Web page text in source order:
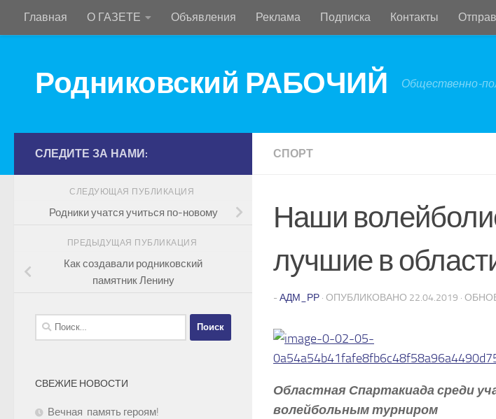
Перейти к содержимому
Главная О ГАЗЕТЕ Объявления Реклама Подписка Контакты
Родниковский РАБОЧИЙ Общественно-
СПОРТ
Наши
лучшие в
- АДМ_РР · ОПУБЛИКОВАНО 22.04.2019 ·
Областная Спартакиада среди
волейбольным турниром
СЛЕДИТЕ ЗА НАМИ:
СЛЕДУЮЩАЯ ПУБЛИКАЦИЯ
Родники учатся учиться по-новому
ПРЕДЫДУЩАЯ ПУБЛИКАЦИЯ
Как создавали родниковский
памятник Ленину
Найти:
СВЕЖИЕ НОВОСТИ
Вечная память героям!